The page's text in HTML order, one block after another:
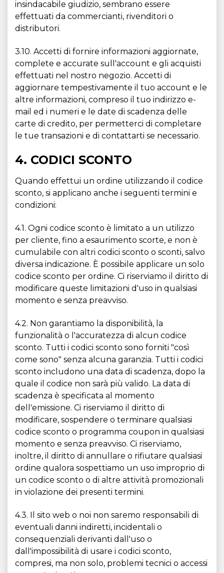
insindacabile giudizio, sembrano essere
effettuati da commercianti, rivenditori o
distributori.
3.10. Accetti di fornire informazioni aggiornate,
complete e accurate sull'account e gli acquisti
effettuati nel nostro negozio. Accetti di
aggiornare tempestivamente il tuo account e le
altre informazioni, compreso il tuo indirizzo e-
mail ed i numeri e le date di scadenza delle
carte di credito, per permetterci di completare
le tue transazioni e di contattarti se necessario.
4. CODICI SCONTO
Quando effettui un ordine utilizzando il codice
sconto, si applicano anche i seguenti termini e
condizioni:
4.1. Ogni codice sconto è limitato a un utilizzo
per cliente, fino a esaurimento scorte, e non è
cumulabile con altri codici sconto o sconti, salvo
diversa indicazione. È possibile applicare un solo
codice sconto per ordine. Ci riserviamo il diritto di
modificare queste limitazioni d'uso in qualsiasi
momento e senza preavviso.
4.2. Non garantiamo la disponibilità, la
funzionalità o l'accuratezza di alcun codice
sconto. Tutti i codici sconto sono forniti "così
come sono" senza alcuna garanzia. Tutti i codici
sconto includono una data di scadenza, dopo la
quale il codice non sarà più valido. La data di
scadenza è specificata al momento
dell'emissione. Ci riserviamo il diritto di
modificare, sospendere o terminare qualsiasi
codice sconto o programma coupon in qualsiasi
momento e senza preavviso. Ci riserviamo,
inoltre, il diritto di annullare o rifiutare qualsiasi
ordine qualora sospettiamo un uso improprio di
un codice sconto o di altre attività promozionali
in violazione dei presenti termini.
4.3. Il sito web o noi non saremo responsabili di
eventuali danni indiretti, incidentali o
consequenziali derivanti dall'uso o
dall'impossibilità di usare i codici sconto,
compresi, ma non solo, problemi tecnici o accessi